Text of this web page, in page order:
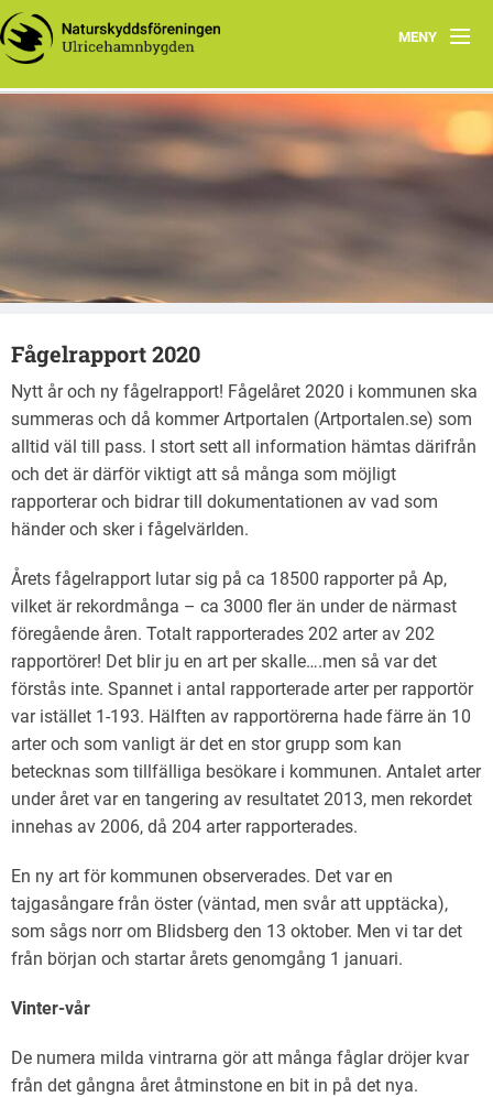
MENY
Hem
Verksamhetsberättelser
Vad du kan göra
Program
Ulricehamnsbygden
Välkommen till Ulricehamnsbygden
Fågelrapport 2020
Nytt år och ny fågelrapport! Fågelåret 2020 i kommunen ska
summeras och då kommer Artportalen (Artportalen.se) som
alltid väl till pass. I stort sett all information hämtas därifrån
och det är därför viktigt att så många som möjligt
rapporterar och bidrar till dokumentationen av vad som
händer och sker i fågelvärlden.
Årets fågelrapport lutar sig på ca 18500 rapporter på Ap,
vilket är rekordmånga – ca 3000 fler än under de närmast
föregående åren. Totalt rapporterades 202 arter av 202
rapportörer! Det blir ju en art per skalle….men så var det
förstås inte. Spannet i antal rapporterade arter per rapportör
var istället 1-193. Hälften av rapportörerna hade färre än 10
arter och som vanligt är det en stor grupp som kan
betecknas som tillfälliga besökare i kommunen. Antalet arter
under året var en tangering av resultatet 2013, men rekordet
innehas av 2006, då 204 arter rapporterades.
En ny art för kommunen observerades. Det var en
tajgasångare från öster (väntad, men svår att upptäcka),
som sågs norr om Blidsberg den 13 oktober. Men vi tar det
från början och startar årets genomgång 1 januari.
Vinter-vår
De numera milda vintrarna gör att många fåglar dröjer kvar
från det gångna året åtminstone en bit in på det nya.